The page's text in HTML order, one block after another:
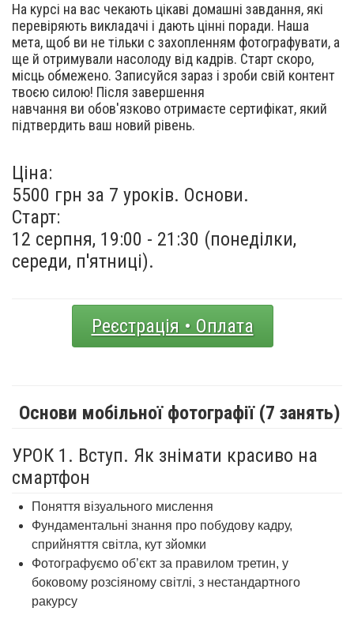
На курсі на вас чекають цікаві домашні завдання, які
перевіряють викладачі і дають цінні поради. Наша
мета, щоб ви не тільки с захопленням фотографувати, а
ще й отримували насолоду від кадрів. Старт скоро,
місць обмежено. Записуйся зараз і зроби свій контент
твоєю силою! Після завершення
навчання ви обов'язково отримаєте сертифікат, який
підтвердить ваш новий рівень.
Ціна:
5500 грн за 7 уроків. Основи.
Старт:
12 серпня, 19:00 - 21:30 (понеділки,
середи, п'ятниці).
Реєстрація • Оплата
Основи мобільної фотографії (7 занять)
УРОК 1. Вступ. Як знімати красиво на
смартфон
Поняття візуального мислення
Фундаментальні знання про побудову кадру,
сприйняття світла, кут зйомки
Фотографуємо об’єкт за правилом третин, у
боковому розсіяному світлі, з нестандартного
ракурсу